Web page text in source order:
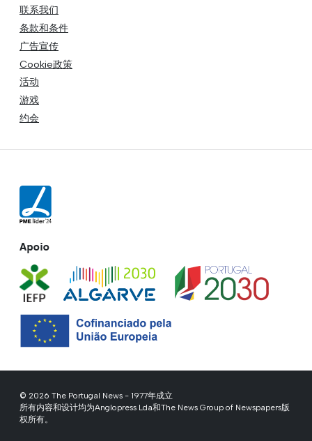
联系我们
条款和条件
广告宣传
Cookie政策
活动
游戏
约会
Apoio
© 2026 The Portugal News - 1977年成立
所有内容和设计均为Anglopress Lda和The News Group of Newspapers版
权所有。